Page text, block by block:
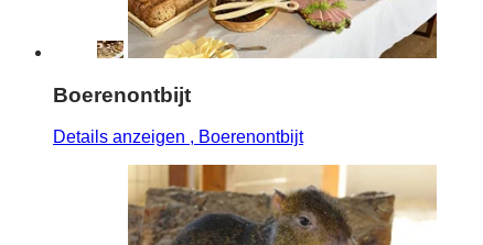
Boerenontbijt
Details anzeigen , Boerenontbijt